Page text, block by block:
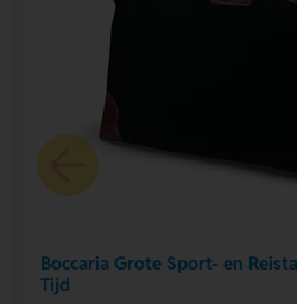
Boccaria Grote Sport- en
Tijd